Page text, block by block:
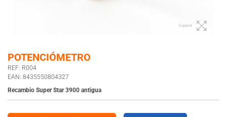
Expand
POTENCIÓMETRO
REF: R004
EAN: 8435550804327
Recambio Super Star 3900 antigua